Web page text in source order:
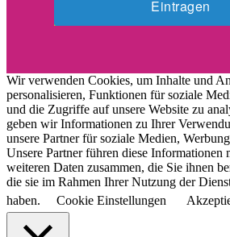
Wir verwenden Cookies, um Inhalte und
personalisieren, Funktionen für soziale
und die Zugriffe auf unsere Website zu
geben wir Informationen zu Ihrer
unsere Partner für soziale Medien,
Unsere Partner führen diese Informationen
weiteren Daten zusammen, die Sie ihnen
die sie im Rahmen Ihrer Nutzung der
haben.
Cookie Einstellungen